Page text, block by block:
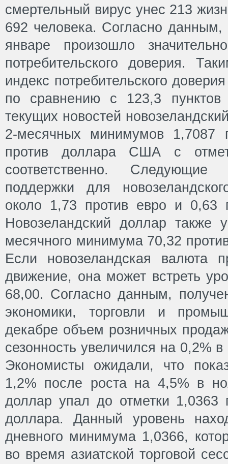
смертельный вирус унес 213
692 человека. Согласно
январе произошло
потребительского доверия.
индекс потребительского
по сравнению с 123,3
текущих новостей
2-месячных минимумов 1,7087
против доллара США с
соответственно.
поддержки для
около 1,73 против евро и
Новозеландский доллар
месячного минимума 70,32
Если новозеландская валюта
движение, она может встреть
68,00. Согласно данным,
экономики, торговли и
декабре объем розничных
сезонность увеличился на 0,2%
Экономисты ожидали, что
1,2% после роста на 4,5% в
доллар упал до отметки 1,0363
доллара. Данный уровень
дневного минимума 1,0366,
во время азиатской торговой